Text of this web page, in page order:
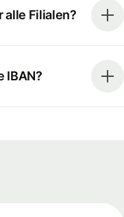
alle Filialen?
IBAN?